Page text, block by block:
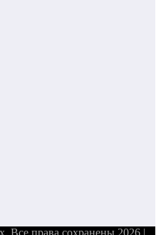
Все права сохранены 2026 |